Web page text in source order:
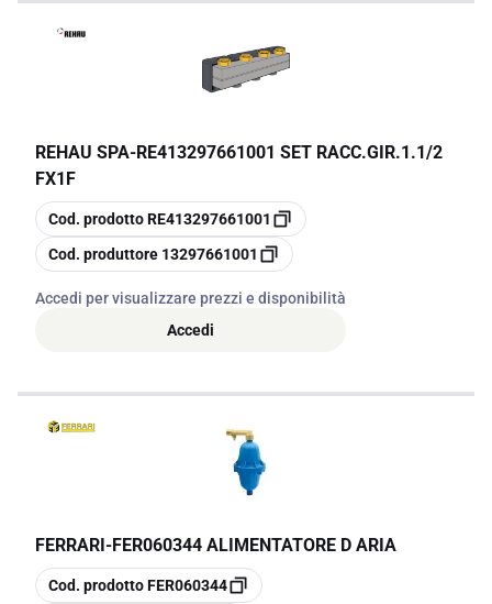
elevate nei vari contesti di utilizzo.
REHAU SPA-RE413297661001 SET RACC.GIR.1.1/2
FX1F
copia
Cod. prodottoRE413297661001
copia
Cod. produttore 13297661001
Accedi per visualizzare prezzi e disponibilità
Accedi
FERRARI-FER060344 ALIMENTATORE D ARIA
copia
Cod. prodottoFER060344